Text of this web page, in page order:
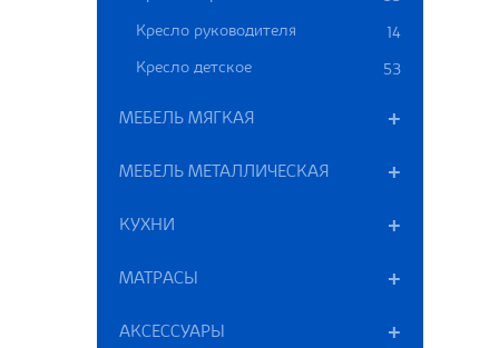
Кресло руководителя 14
Кресло детское 53
МЕБЕЛЬ МЯГКАЯ
МЕБЕЛЬ МЕТАЛЛИЧЕСКАЯ
КУХНИ
МАТРАСЫ
АКСЕССУАРЫ